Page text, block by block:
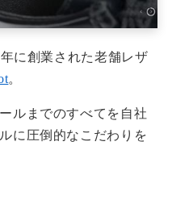
に創業された老舗レザ
。
ルまでのすべてを自社
に圧倒的なこだわりを